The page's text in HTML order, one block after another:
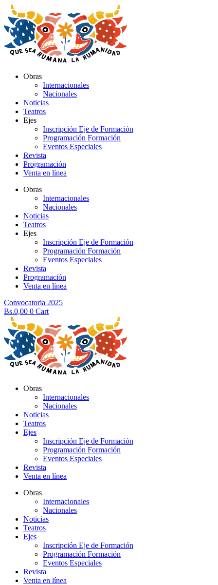
al
contenido
Obras
Internacionales
Nacionales
Noticias
Teatros
Ejes
Inscripción Eje de Formación
Programación Formación
Eventos Especiales
Revista
Programación
Venta en línea
Obras
Internacionales
Nacionales
Noticias
Teatros
Ejes
Inscripción Eje de Formación
Programación Formación
Eventos Especiales
Revista
Programación
Venta en línea
Convocatoria 2025
Bs.0,00 0 Cart
Obras
Internacionales
Nacionales
Noticias
Teatros
Ejes
Inscripción Eje de Formación
Programación Formación
Eventos Especiales
Revista
Venta en línea
Obras
Internacionales
Nacionales
Noticias
Teatros
Ejes
Inscripción Eje de Formación
Programación Formación
Eventos Especiales
Revista
Venta en línea